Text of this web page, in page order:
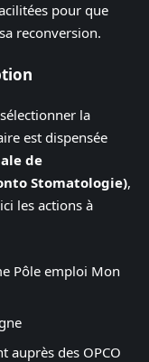
pour que
reconversion.
la
est dispensée
de
Stomatologie),
les actions à
Pôle emploi Mon
auprès des OPCO